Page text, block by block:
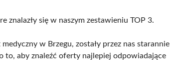
znalazły się w naszym zestawieniu TOP 3.
w Brzegu, zostały przez nas starannie
to, aby znaleźć oferty najlepiej odpowiadające